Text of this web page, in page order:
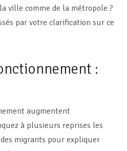
ville comme de la métropole ?
par votre clarification sur ce
:
augmentent
à plusieurs reprises les
migrants pour expliquer